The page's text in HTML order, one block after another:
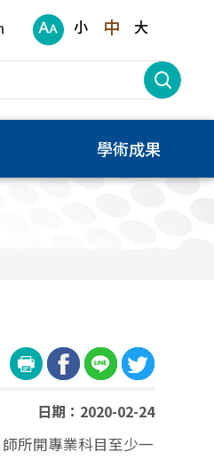
小 中 大
學術成果
日期：2020-02-24
所開專業科目至少一